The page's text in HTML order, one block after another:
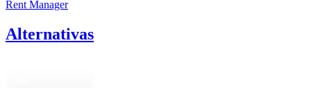
Rent Manager
Alternativas